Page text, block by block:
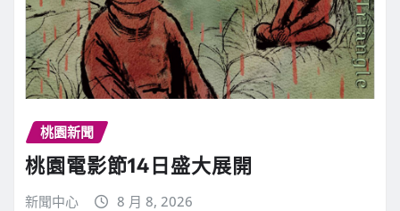
桃園新聞
桃園電影節14日盛大展開
新聞中心 8 月 8, 2026